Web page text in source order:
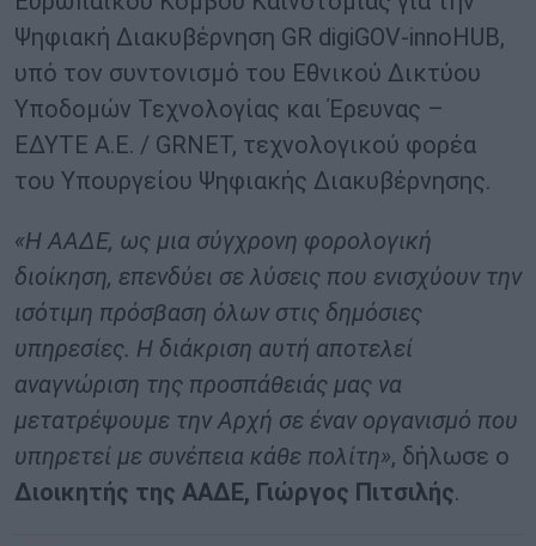
Ψηφιακή Διακυβέρνηση GR digiGOV-innoHUB,
υπό τον συντονισμό του Εθνικού Δικτύου
Υποδομών Τεχνολογίας και Έρευνας –
ΕΔΥΤΕ Α.Ε. / GRNET, τεχνολογικού φορέα
του Υπουργείου Ψηφιακής Διακυβέρνησης.
«Η ΑΑΔΕ, ως μια σύγχρονη φορολογική
διοίκηση, επενδύει σε λύσεις που ενισχύουν την
ισότιμη πρόσβαση όλων στις δημόσιες
υπηρεσίες. Η διάκριση αυτή αποτελεί
αναγνώριση της προσπάθειάς μας να
μετατρέψουμε την Αρχή σε έναν οργανισμό που
υπηρετεί με συνέπεια κάθε πολίτη», δήλωσε ο
Διοικητής της ΑΑΔΕ, Γιώργος Πιτσιλής.